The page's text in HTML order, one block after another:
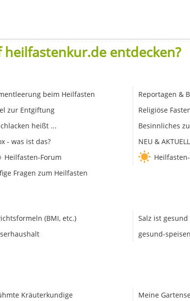
entdecken?
beim Heilfasten
zur Entgiftung
heißt ...
- was ist das?
Heilfasten-Forum
Fragen zum Heilfasten
Reportagen &
Religiöse
Besinnliches
NEU & AKTUELL
(BMI, etc.)
Salz ist
gesund-
Kräuterkundige Meine